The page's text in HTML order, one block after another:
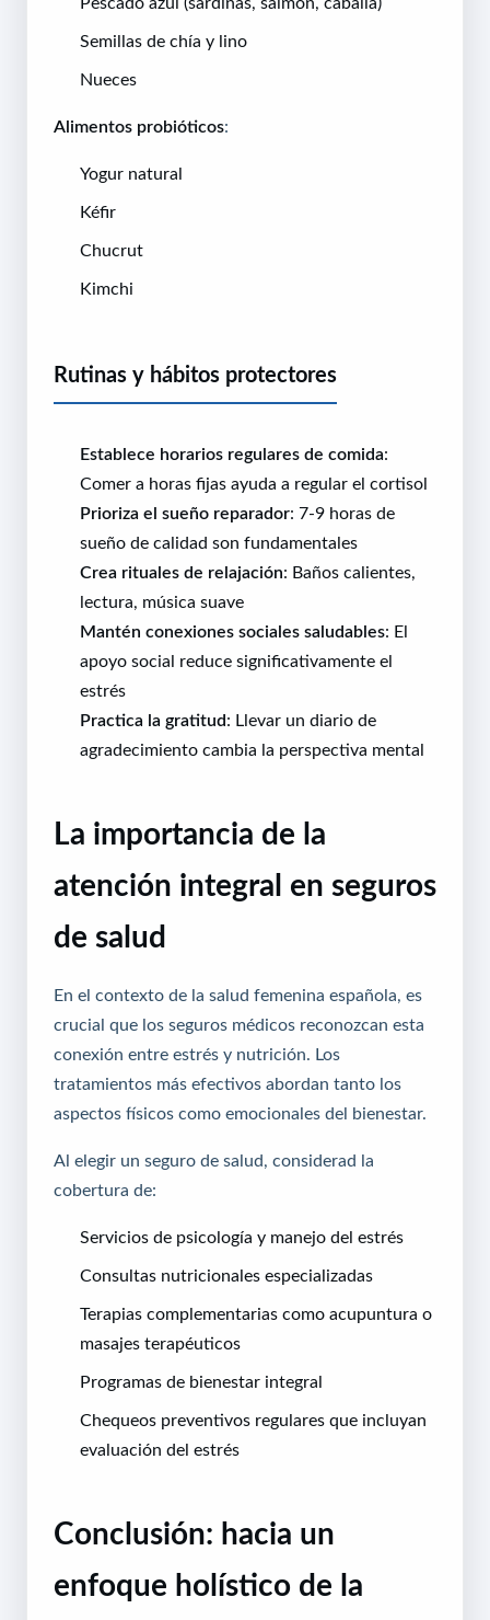
Semillas de chía y lino
Nueces
Alimentos probióticos:
Yogur natural
Kéfir
Chucrut
Kimchi
Rutinas y hábitos protectores
Establece horarios regulares de comida:
Comer a horas fijas ayuda a regular el cortisol
Prioriza el sueño reparador: 7-9 horas de
sueño de calidad son fundamentales
Crea rituales de relajación: Baños calientes,
lectura, música suave
Mantén conexiones sociales saludables: El
apoyo social reduce significativamente el
estrés
Practica la gratitud: Llevar un diario de
agradecimiento cambia la perspectiva mental
La importancia de la
atención integral en seguros
de salud
En el contexto de la salud femenina española, es
crucial que los seguros médicos reconozcan esta
conexión entre estrés y nutrición. Los
tratamientos más efectivos abordan tanto los
aspectos físicos como emocionales del bienestar.
Al elegir un seguro de salud, considerad la
cobertura de:
Servicios de psicología y manejo del estrés
Consultas nutricionales especializadas
Terapias complementarias como acupuntura o
masajes terapéuticos
Programas de bienestar integral
Chequeos preventivos regulares que incluyan
evaluación del estrés
Conclusión: hacia un
enfoque holístico de la